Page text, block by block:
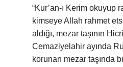
“Kur’an-ı Kerim okuyup
kimseye Allah rahmet
aldığı, mezar taşının
Cemaziyelahir ayında
korunan mezar taşında